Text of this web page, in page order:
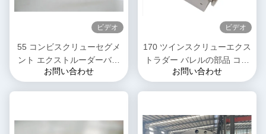
ビデオ
55 コンビスクリューセグメ
ント エクストルーダーバレ
ル 高耐磨性 安定性 食品産業
お問い合わせ
ビデオ
170 ツインスクリューエクス
トラダー バレルの部品 コン
ビ ニッケルベース合金高強
お問い合わせ